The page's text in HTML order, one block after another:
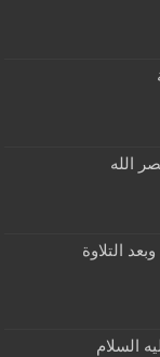
الله
التلاوة
السلام